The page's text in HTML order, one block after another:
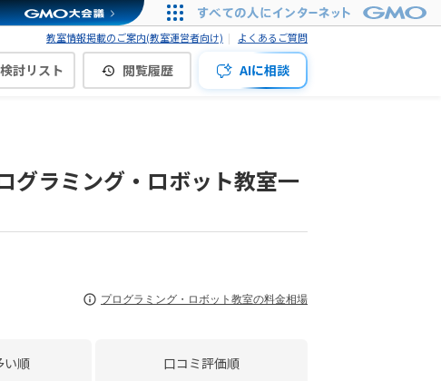
教室情報掲載のご案内(教室運営者向け) よくあるご質問
検討リスト 閲覧履歴 AIに相談
グラミング・ロボット教室一
プログラミング・ロボット教室の料金相場
い順 口コミ評価順